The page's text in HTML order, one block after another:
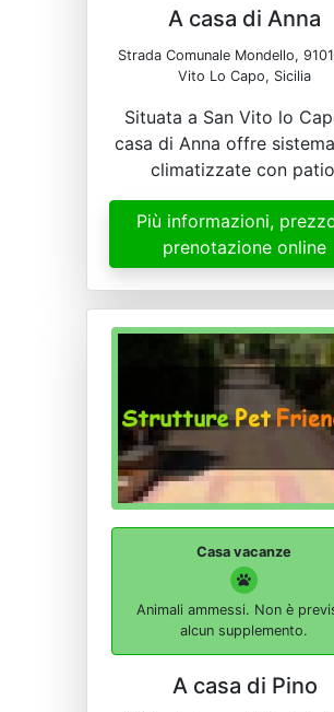
A casa di Anna
Strada Comunale Mondello,
Vito Lo Capo, Sicilia
Situata a San Vito lo
casa di Anna offre
climatizzate con
Più informazioni,
prenotazione online
Casa vacanze
Animali ammessi. Non è
alcun supplemento.
A casa di Pino